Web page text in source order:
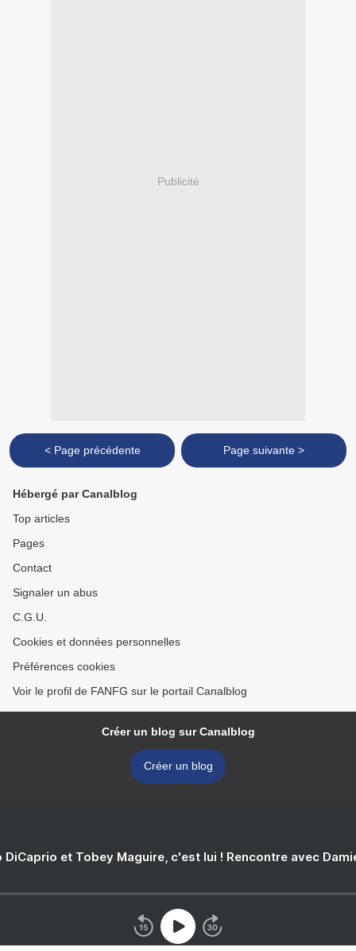
Publicité
< Page précédente Page suivante >
Hébergé par Canalblog
Top articles
Pages
Contact
Signaler un abus
C.G.U.
Cookies et données personnelles
Préférences cookies
Voir le profil de FANFG sur le portail Canalblog
Créer un blog sur Canalblog
Créer un blog
DiCaprio et Tobey Maguire, c'est lui ! Rencontre avec